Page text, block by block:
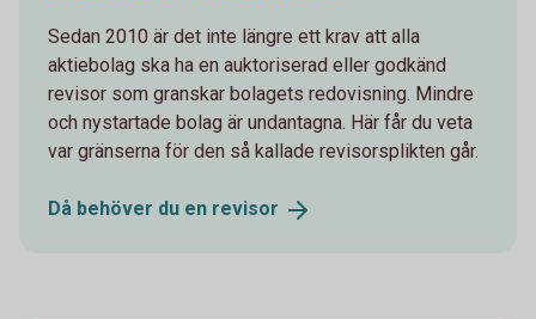
Sedan 2010 är det inte längre ett krav att alla
aktiebolag ska ha en auktoriserad eller godkänd
revisor som granskar bolagets redovisning. Mindre
och nystartade bolag är undantagna. Här får du veta
var gränserna för den så kallade revisorsplikten går.
Då behöver du en revisor